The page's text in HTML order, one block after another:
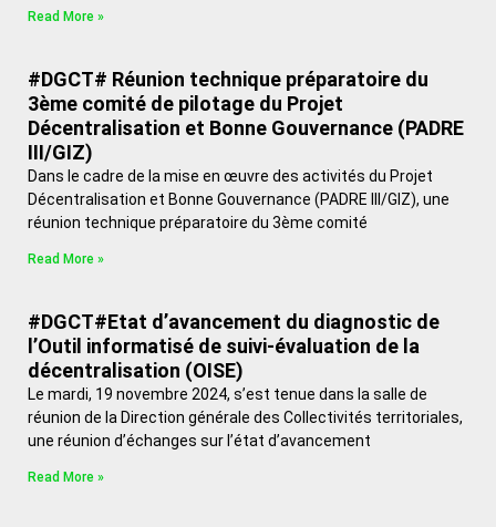
Read More »
#DGCT# Réunion technique préparatoire du
3ème comité de pilotage du Projet
Décentralisation et Bonne Gouvernance (PADRE
III/GIZ)
Dans le cadre de la mise en œuvre des activités du Projet
Décentralisation et Bonne Gouvernance (PADRE III/GIZ), une
réunion technique préparatoire du 3ème comité
Read More »
#DGCT#Etat d’avancement du diagnostic de
l’Outil informatisé de suivi-évaluation de la
décentralisation (OISE)
Le mardi, 19 novembre 2024, s’est tenue dans la salle de
réunion de la Direction générale des Collectivités territoriales,
une réunion d’échanges sur l’état d’avancement
Read More »